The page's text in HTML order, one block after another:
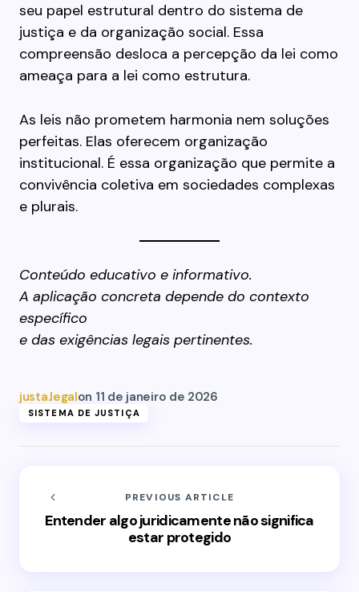
seu papel estrutural dentro do sistema de
justiça e da organização social. Essa
compreensão desloca a percepção da lei como
ameaça para a lei como estrutura.
As leis não prometem harmonia nem soluções
perfeitas. Elas oferecem organização
institucional. É essa organização que permite a
convivência coletiva em sociedades complexas
e plurais.
Conteúdo educativo e informativo.
A aplicação concreta depende do contexto
específico
e das exigências legais pertinentes.
justa.legalon 11 de janeiro de 2026
SISTEMA DE JUSTIÇA
PREVIOUS ARTICLE
Entender algo juridicamente não significa
estar protegido